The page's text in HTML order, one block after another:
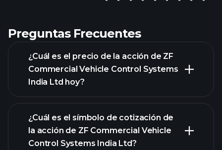
Preguntas Frecuentes
¿Cuál es el precio de la acción de ZF
Commercial Vehicle Control Systems
India Ltd hoy?
¿Cuál es el símbolo de cotización de
la acción de ZF Commercial Vehicle
Control Systems India Ltd?